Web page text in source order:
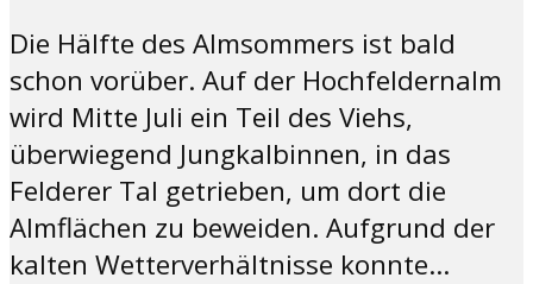
Die Hälfte des Almsommers ist bald
schon vorüber. Auf der Hochfeldernalm
wird Mitte Juli ein Teil des Viehs,
überwiegend Jungkalbinnen, in das
Felderer Tal getrieben, um dort die
Almflächen zu beweiden. Aufgrund der
kalten Wetterverhältnisse konnte...